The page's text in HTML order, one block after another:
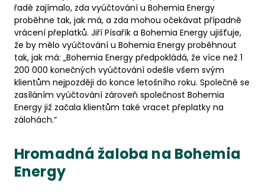
řadě zajímalo, zda vyúčtování u Bohemia Energy
proběhne tak, jak má, a zda mohou očekávat případně
vrácení přeplatků. Jiří Písařík a Bohemia Energy ujišťuje,
že by mělo vyúčtování u Bohemia Energy proběhnout
tak, jak má: „Bohemia Energy předpokládá, že více než 1
200 000 konečných vyúčtování odešle všem svým
klientům nejpozději do konce letošního roku. Společně se
zasíláním vyúčtování zároveň společnost Bohemia
Energy již začala klientům také vracet přeplatky na
zálohách.“
Hromadná žaloba na Bohemia
Energy